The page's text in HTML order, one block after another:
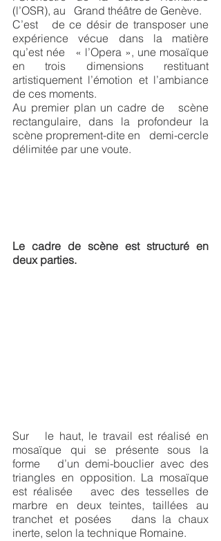
(l’OSR), au   Grand théâtre de Genève.
C’est   de ce désir de transposer une
expérience vécue dans la matière
qu’est née   « l’Opera », une mosaïque
en trois dimensions restituant
artistiquement l’émotion et l’ambiance
de ces moments.
Au premier plan un cadre de   scène
rectangulaire, dans la profondeur la
scène proprement-dite en   demi-cercle
délimitée par une voute.
Le cadre de scène est structuré en
deux parties.
Sur   le haut, le travail est réalisé en
mosaïque qui se présente sous la
forme   d’un demi-bouclier avec des
triangles en opposition. La mosaïque
est réalisée   avec des tesselles de
marbre en deux teintes, taillées au
tranchet et posées   dans la chaux
inerte, selon la technique Romaine.